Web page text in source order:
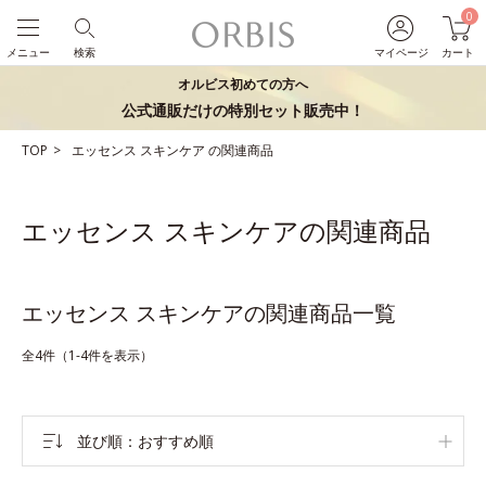
マイページ
0
カート
検索
メニュー
オルビス初めての方へ
公式通販だけの特別セット販売中！
TOP エッセンス スキンケア の関連商品
エッセンス スキンケアの関連商品
エッセンス スキンケアの関連商品一覧
全4件（1-4件を表示）
並び順 おすすめ順